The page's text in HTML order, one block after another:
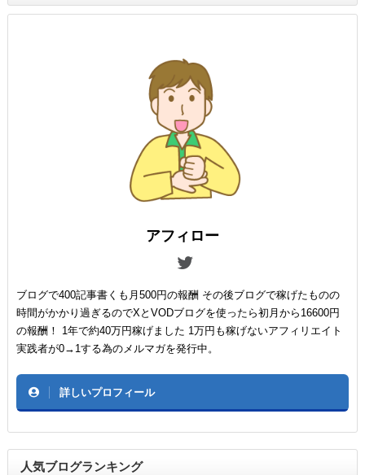
アフィロー
ブログで400記事書くも月500円の報酬 その後ブログで稼げたものの
時間がかかり過ぎるのでXとVODブログを使ったら初月から16600円
の報酬！ 1年で約40万円稼げました 1万円も稼げないアフィリエイト
実践者が0→1する為のメルマガを発行中。
詳しいプロフィール
人気ブログランキング